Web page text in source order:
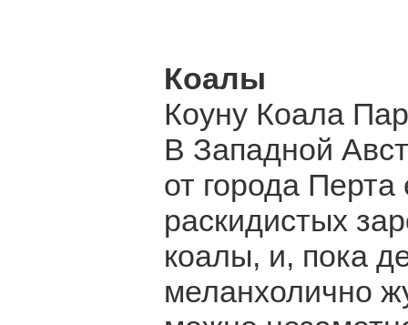
Коалы
Коуну Коала
В Западной
от города
раскидистых
коалы, и, пока
меланхолично